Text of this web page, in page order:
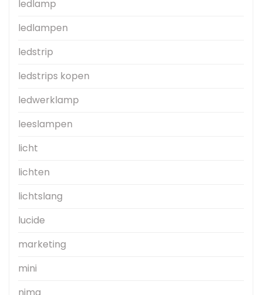
ledlamp
ledlampen
ledstrip
ledstrips kopen
ledwerklamp
leeslampen
licht
lichten
lichtslang
lucide
marketing
mini